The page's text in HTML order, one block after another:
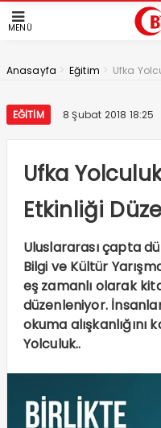
MENÜ
Anasayfa > Eğitim > Ufka
EĞITIM 8 Şubat 2018 18:25
Ufka
Etkinliği
Uluslararası çapta
Bilgi ve Kültür
eş zamanlı olarak
düzenleniyor.
okuma alışkanlığını
Yolculuk..